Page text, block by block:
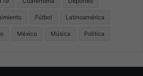
Fútbol Latinoamérica
México Música Politica